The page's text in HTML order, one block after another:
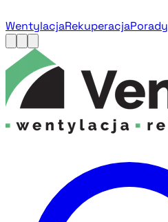
WentylacjaRekuperacjaPorady